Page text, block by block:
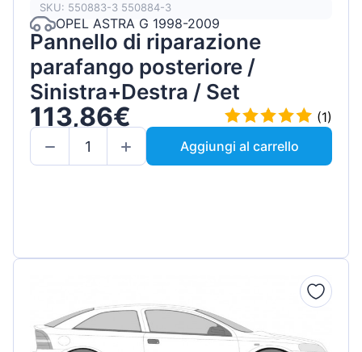
SKU: 550883-3 550884-3
OPEL ASTRA G 1998-2009
Pannello di riparazione
parafango posteriore /
Sinistra+Destra / Set
113,86€
(1)
Aggiungi al carrello